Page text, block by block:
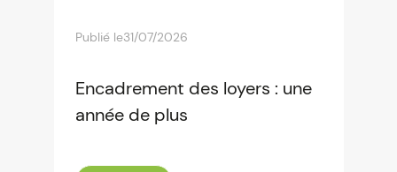
Publié le31/07/2026
Encadrement des loyers : une
année de plus